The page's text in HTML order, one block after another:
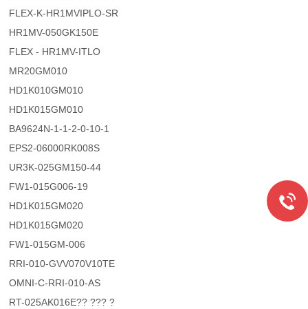
FLEX-K-HR1MVIPLO-SR
HR1MV-050GK150E
FLEX - HR1MV-ITLO
MR20GM010
HD1K010GM010
HD1K015GM010
BA9624N-1-1-2-0-10-1
EPS2-06000RK008S
UR3K-025GM150-44
FW1-015G006-19
HD1K015GM020
HD1K015GM020
FW1-015GM-006
RRI-010-GVV070V10TE
OMNI-C-RRI-010-AS
RT-025AK016E?? ??? ?